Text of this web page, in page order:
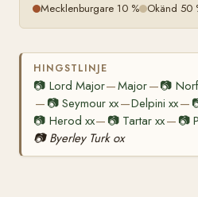
Mecklenburgare 10 % Okänd 50
HINGSTLINJE
📷 Lord Major—Major—📷
— 📷Seymour xx—Delpini xx—
📷 Herod xx— 📷 Tartar xx— 📷
📷 Byerley Turk ox